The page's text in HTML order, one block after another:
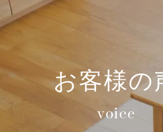
お客様の
voice